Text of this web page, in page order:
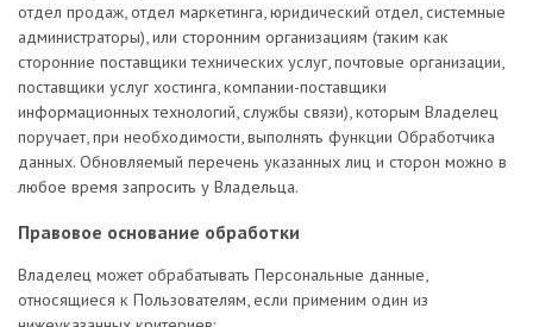
отдел продаж, отдел маркетинга, юридический отдел, системные
администраторы), или сторонним организациям (таким как
сторонние поставщики технических услуг, почтовые организации,
поставщики услуг хостинга, компании-поставщики
информационных технологий, службы связи), которым Владелец
поручает, при необходимости, выполнять функции Обработчика
данных. Обновляемый перечень указанных лиц и сторон можно в
любое время запросить у Владельца.
Правовое основание обработки
Владелец может обрабатывать Персональные данные,
относящиеся к Пользователям, если применим один из